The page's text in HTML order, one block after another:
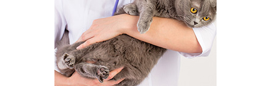
Leer más